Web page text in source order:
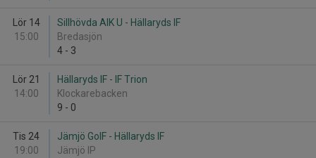
Lör 14
15:00
Sillhövda AIK U - Hällaryds IF
Bredasjön
4 - 3
Lör 21
14:00
Hällaryds IF - IF Trion
Klockarebacken
9 - 0
Tis 24
19:00
Jämjö GoIF - Hällaryds IF
Jämjö IP